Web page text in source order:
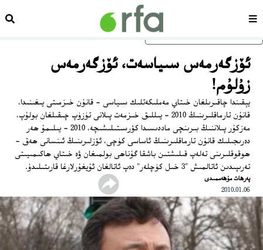
ئاساسلىق مەزمۇنغا ئاتلاڭسەھىپە
ئۆزگەرمەس سىياسەت، ئۆزگەرمەس
زۇلۇم!
يېقىندا چاقىرىلغان خىتاي مەملىكەتلىك سىياسى - قانۇن خىزمىتى يىغىنىدا،
قانۇن تارماقلىرىنىڭ 2010 - يىللىق خىزمەت پىلانى تۈزۈپ چىقىلغان بولۇپ،
مەزكۇر پىلاننىڭ بىرىنچى ماددىسىدا كۆرسىتىلىشىچە، 2010 - يىلىمۇ ھەر
دەرىجىلىك قانۇن تارماقلىرىنىڭ ئاساسى كۈچى، ئۆزلىرىنىڭ ئىنسانى ھەق -
ھوقوقلىرىنى تەلەپ قىلىشتىن باشقا گۇناھى بولمىغان ۋە خىتاي ھاكىمىيىتى
تەرىپىدىن ئاتالمىش "3 خىل كۈچلەر" دەپ ئاتالغان ئۇيغۇرلارغا قارىتىلىدۇ.
ﭘﻪﺭﻫﺎﺕ ﻣﯘﻫﻪﻣﻤﯩﺪﻯ
2010.01.06